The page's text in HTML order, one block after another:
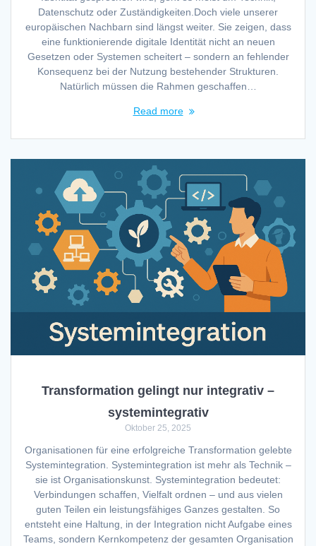
Datenschutz oder Zuständigkeiten.Doch viele unserer
europäischen Nachbarn sind längst weiter. Sie zeigen, dass
eine funktionierende digitale Identität nicht an neuen
Gesetzen oder Systemen scheitert – sondern an fehlender
Konsequenz bei der Nutzung bestehender Strukturen.
Natürlich müssen die Rahmen geschaffen…
Read more
Transformation gelingt nur integrativ –
systemintegrativ
Oktober 25, 2025
Organisationen für eine erfolgreiche Transformation gelebte
Systemintegration. Systemintegration ist mehr als Technik –
sie ist Organisationskunst. Systemintegration bedeutet:
Verbindungen schaffen, Vielfalt ordnen – und aus vielen
guten Teilen ein leistungsfähiges Ganzes gestalten. So
entsteht eine Haltung, in der Integration nicht Aufgabe eines
Teams, sondern Kernkompetenz der gesamten Organisation